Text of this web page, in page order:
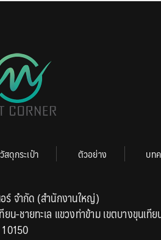
วัสดุกระเป๋า ตัวอย่าง บท
ร์ จำกัด (สำนักงานใหญ่)
น-ชายทะเล แขวงท่าข้าม เขตบางขุนเที
10150